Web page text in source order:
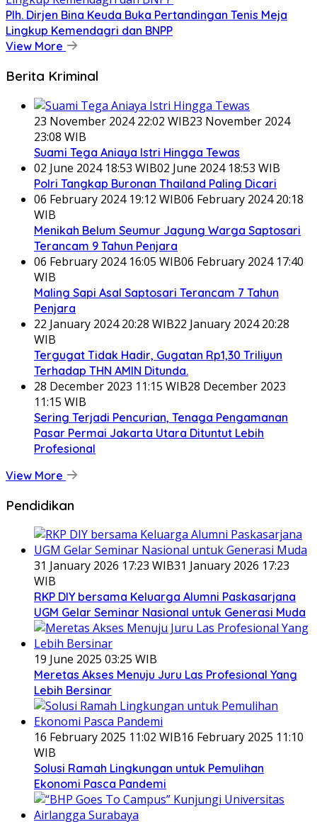
Plh. Dirjen Bina Keuda Buka Pertandingan Tenis Meja
Lingkup Kemendagri dan BNPP
View More
Berita Kriminal
23 November 2024 22:02 WIB23 November 2024
23:08 WIB
Suami Tega Aniaya Istri Hingga Tewas
02 June 2024 18:53 WIB02 June 2024 18:53 WIB
Polri Tangkap Buronan Thailand Paling Dicari
06 February 2024 19:12 WIB06 February 2024 20:18
WIB
Menikah Belum Seumur Jagung Warga Saptosari
Terancam 9 Tahun Penjara
06 February 2024 16:05 WIB06 February 2024 17:40
WIB
Maling Sapi Asal Saptosari Terancam 7 Tahun
Penjara
22 January 2024 20:28 WIB22 January 2024 20:28
WIB
Tergugat Tidak Hadir, Gugatan Rp1,30 Triliyun
Terhadap THN AMIN Ditunda.
28 December 2023 11:15 WIB28 December 2023
11:15 WIB
Sering Terjadi Pencurian, Tenaga Pengamanan
Pasar Permai Jakarta Utara Dituntut Lebih
Profesional
View More
Pendidikan
31 January 2026 17:23 WIB31 January 2026 17:23
WIB
RKP DIY bersama Keluarga Alumni Paskasarjana
UGM Gelar Seminar Nasional untuk Generasi Muda
19 June 2025 03:25 WIB
Meretas Akses Menuju Juru Las Profesional Yang
Lebih Bersinar
16 February 2025 11:02 WIB16 February 2025 11:10
WIB
Solusi Ramah Lingkungan untuk Pemulihan
Ekonomi Pasca Pandemi